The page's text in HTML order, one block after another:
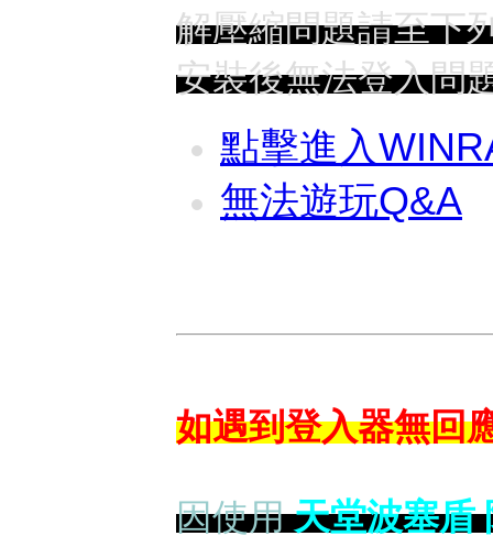
解壓縮問題請至下
安裝後無法登入問
點擊進入
無法遊玩Q&A
如遇到登入器無回
因使用天堂波塞盾